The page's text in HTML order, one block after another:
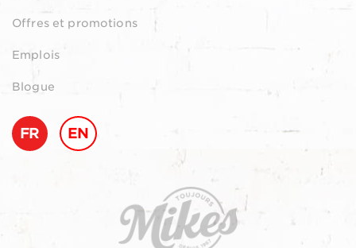
Offres et promotions
Emplois
Blogue
FR EN